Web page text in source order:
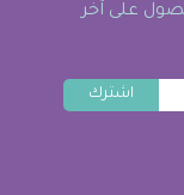
على آخر